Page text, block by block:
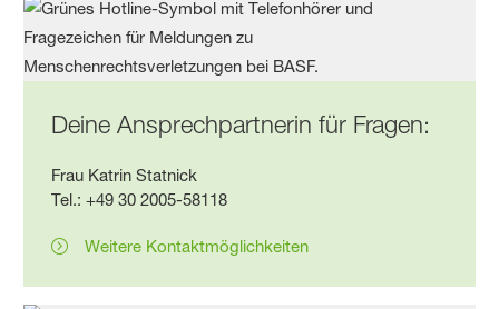
Deine Ansprechpartnerin für Fragen:
Frau Katrin Statnick
Tel.: +49 30 2005-58118
Weitere Kontaktmöglichkeiten